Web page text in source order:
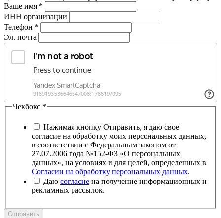
Ваше имя *
ИНН организации
Телефон *
Эл. почта
Чекбокс *
Нажимая кнопку Отправить, я даю свое
согласие на обработку моих персональных данных,
в соответствии с Федеральным законом от
27.07.2006 года №152-ФЗ «О персональных
данных», на условиях и для целей, определенных в
Согласии на обработку персональных данных.
Даю согласие на получение информационных и
рекламных рассылок.
Отправить